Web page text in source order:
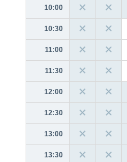
10:00 ✕ ✕
10:30 ✕ ✕
11:00 ✕ ✕
11:30 ✕ ✕
12:00 ✕ ✕
12:30 ✕ ✕
13:00 ✕ ✕
13:30 ✕ ✕